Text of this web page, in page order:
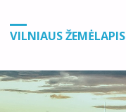
VILNIAUS ŽEMĖLAPIS